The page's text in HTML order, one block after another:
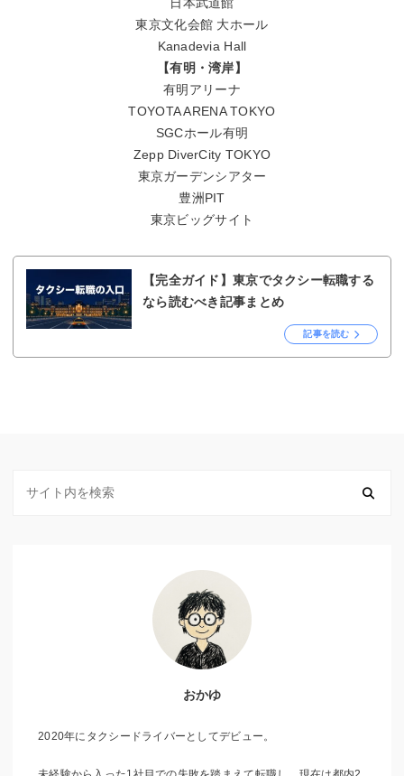
東京文化会館 大ホール
Kanadevia Hall
【有明・湾岸】
有明アリーナ
TOYOTA ARENA TOKYO
SGCホール有明
Zepp DiverCity TOKYO
東京ガーデンシアター
豊洲PIT
東京ビッグサイト
【完全ガイド】東京でタクシー転職する
なら読むべき記事まとめ
記事を読む
おかゆ
2020年にタクシードライバーとしてデビュー。